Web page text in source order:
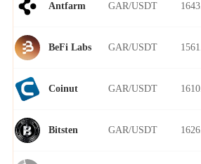
Antfarm GAR/USDT
BeFi Labs GAR/USDT
Coinut GAR/USDT
Bitsten GAR/USDT